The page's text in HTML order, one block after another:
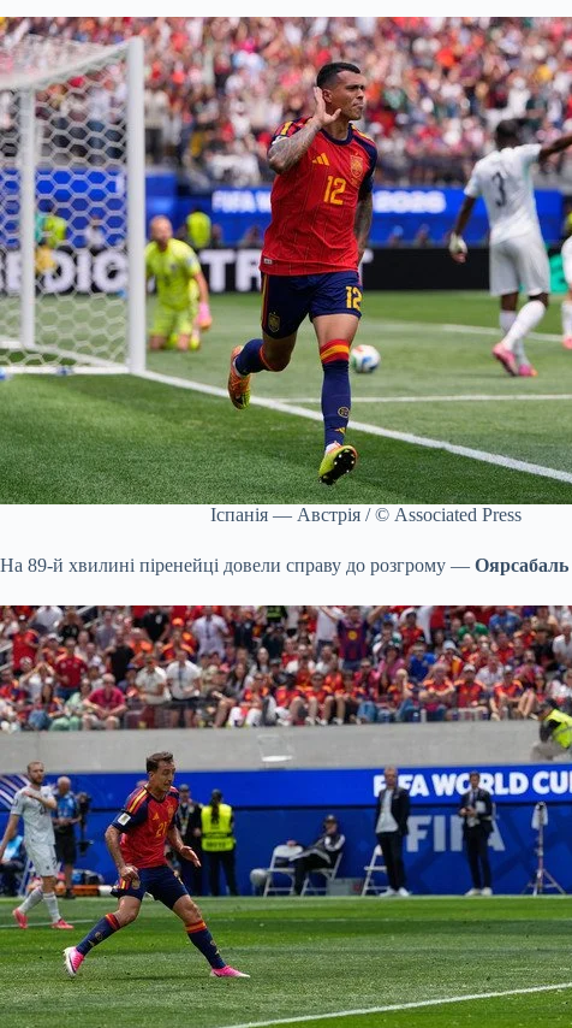
Іспанія — Австрія / © Associated Press
На 89-й хвилині піренейці довели справу до розгрому — Оярсабаль